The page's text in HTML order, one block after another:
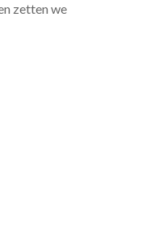
zetten we